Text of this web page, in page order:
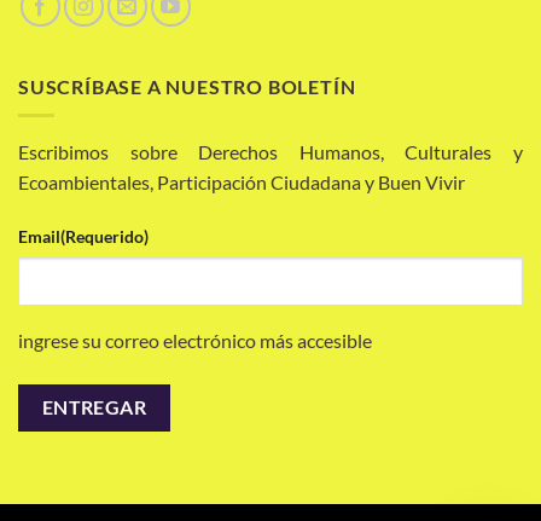
SUSCRÍBASE A NUESTRO BOLETÍN
Escribimos sobre Derechos Humanos, Culturales y
Ecoambientales, Participación Ciudadana y Buen Vivir
Email(Requerido)
ingrese su correo electrónico más accesible